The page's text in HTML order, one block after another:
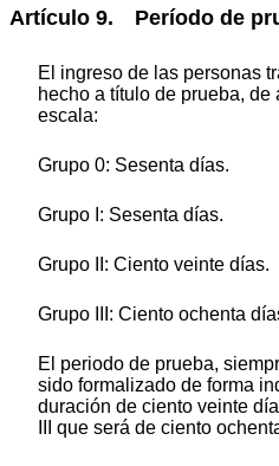
Artículo 9. Período de
El ingreso de las personas
hecho a título de prueba,
escala:
Grupo 0: Sesenta días.
Grupo I: Sesenta días.
Grupo II: Ciento veinte días.
Grupo III: Ciento ochenta
El periodo de prueba,
sido formalizado de forma
duración de ciento veinte
III que será de ciento